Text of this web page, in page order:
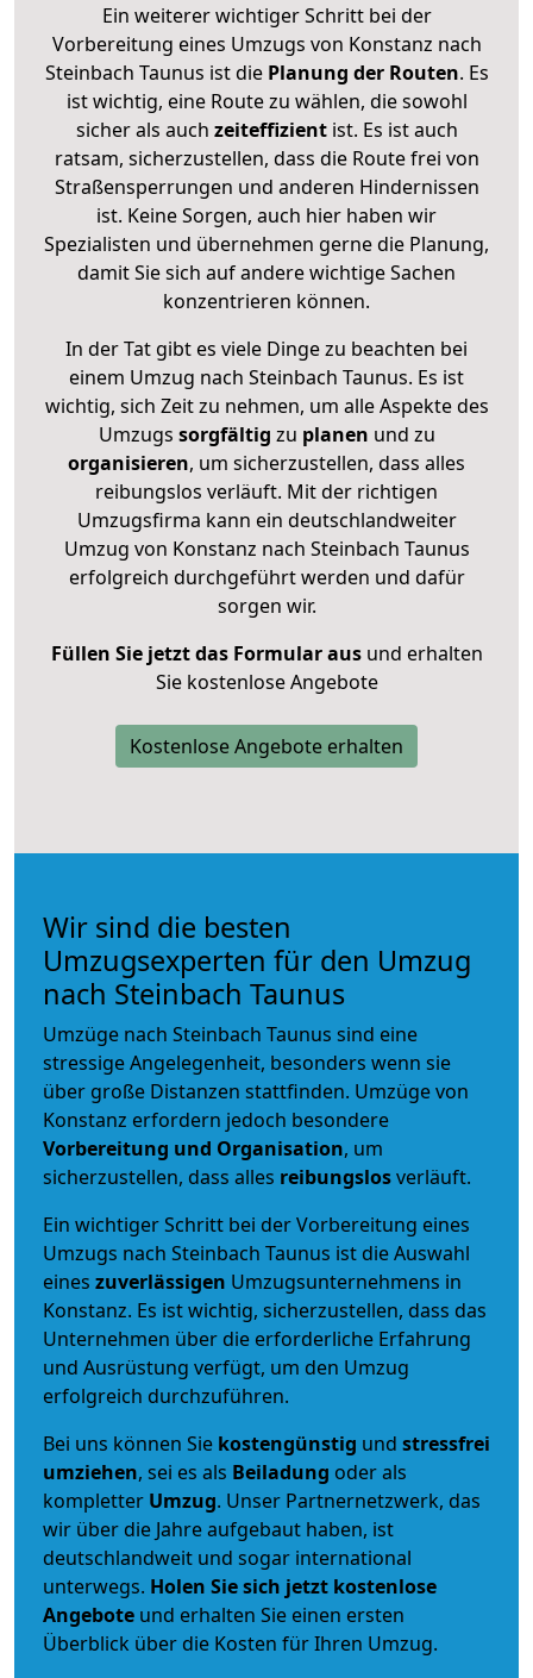
Ein weiterer wichtiger Schritt bei der
Vorbereitung eines Umzugs von Konstanz nach
Steinbach Taunus ist diePlanung der Routen. Es
ist wichtig, eine Route zu wählen, die sowohl
sicher als auch zeiteffizientist. Es ist auch
ratsam, sicherzustellen, dass die Route frei von
Straßensperrungen und anderen Hindernissen
ist. Keine Sorgen, auch hier haben wir
Spezialisten und übernehmen gerne die Planung,
damit Sie sich auf andere wichtige Sachen
konzentrieren können.
In der Tat gibt es viele Dinge zu beachten bei
einem Umzug nach Steinbach Taunus. Es ist
wichtig, sich Zeit zu nehmen, um alle Aspekte des
Umzugs sorgfältig zu planen und zu
organisieren, um sicherzustellen, dass alles
reibungslos verläuft. Mit der richtigen
Umzugsfirma kann ein deutschlandweiter
Umzug von Konstanz nach Steinbach Taunus
erfolgreich durchgeführt werden und dafür
sorgen wir.
Füllen Sie jetzt das Formular ausund erhalten
Sie kostenlose Angebote
Kostenlose Angebote erhalten
Wir sind die besten
Umzugsexperten für den Umzug
nach Steinbach Taunus
Umzüge nach Steinbach Taunus sind eine
stressige Angelegenheit, besonders wenn sie
über große Distanzen stattfinden. Umzüge von
Konstanz erfordern jedoch besondere
Vorbereitung und Organisation, um
sicherzustellen, dass alles reibungslosverläuft.
Ein wichtiger Schritt bei der Vorbereitung eines
Umzugs nach Steinbach Taunus ist die Auswahl
eines zuverlässigen Umzugsunternehmens in
Konstanz. Es ist wichtig, sicherzustellen, dass das
Unternehmen über die erforderliche Erfahrung
und Ausrüstung verfügt, um den Umzug
erfolgreich durchzuführen.
Bei uns können Sie kostengünstig und stressfrei
umziehen, sei es als Beiladung oder als
kompletter Umzug. Unser Partnernetzwerk, das
wir über die Jahre aufgebaut haben, ist
deutschlandweit und sogar international
unterwegs. Holen Sie sich jetzt kostenlose
Angebote und erhalten Sie einen ersten
Überblick über die Kosten für Ihren Umzug.